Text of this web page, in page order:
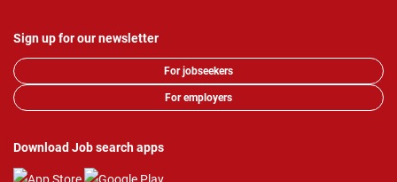
Sign up for our newsletter
For jobseekers
For employers
Download Job search apps